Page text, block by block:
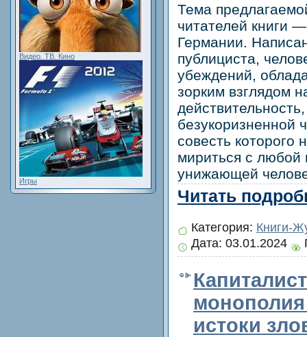
Видео. ТВ. Кино
Игры
Тема
читателей книги
Германии.
публициста,
убеждений,
зорким взглядом
безукоризненной
совесть которого
мириться с любой
унижающей
Читать
Категория: Книги-
Дата: 03.01.2024
истоки